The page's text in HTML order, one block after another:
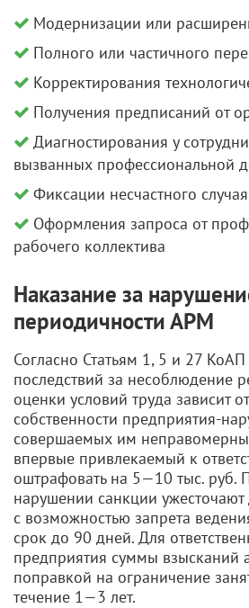
Модернизации или
Полного или частичного
Корректирования
Получения предписаний от
Диагностирования у
вызванных профессиональной
Фиксации несчастного
Оформления запроса от
рабочего коллектива
Наказание за
периодичности АРМ
Согласно Статьям 1, 5 и 27 КоАП
последствий за несоблюдение
оценки условий труда зависит
собственности предприятия-
совершаемых им
впервые привлекаемый к
оштрафовать на 5—10 тыс. руб.
нарушении санкции
с возможностью запрета
срок до 90 дней. Для
предприятия суммы взысканий
поправкой на ограничение
течение 1—3 лет.